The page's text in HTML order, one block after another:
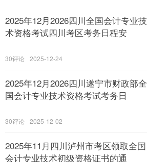
2025年12月2026四川全国会计专业技
术资格考试四川考区考务日程安
30 2025-12-24
2025年12月2026四川遂宁市财政部全
国会计专业技术资格考试考务日
30 2025-12-02
2025年11月四川泸州市考区领取全国
会计专业技术初级资格证书的通